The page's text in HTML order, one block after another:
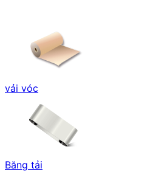
vải vóc
Băng tải